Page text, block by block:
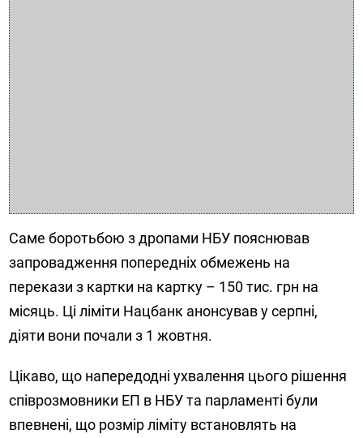
Саме боротьбою з дропами НБУ пояснював
запровадження попередніх обмежень на
перекази з картки на картку – 150 тис. грн на
місяць. Ці ліміти Нацбанк анонсував у серпні,
діяти вони почали з 1 жовтня.
Цікаво, що напередодні ухвалення цього рішення
співрозмовники ЕП в НБУ та парламенті були
впевнені, що розмір ліміту встановлять на